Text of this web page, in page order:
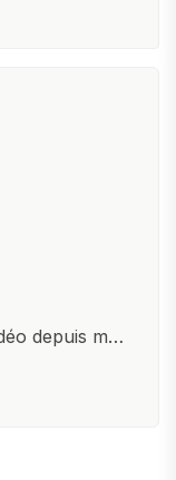
depuis mon